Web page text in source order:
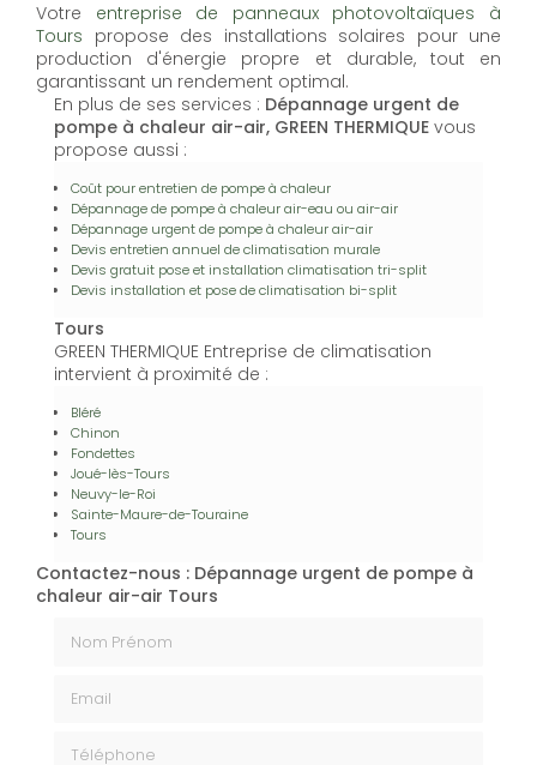
Votre entreprise de panneaux photovoltaïques à
Tours propose des installations solaires pour une
production d'énergie propre et durable, tout en
garantissant un rendement optimal.
En plus de ses services : Dépannage urgent de
pompe à chaleur air-air, GREEN THERMIQUE vous
propose aussi :
Coût pour entretien de pompe à chaleur
Dépannage de pompe à chaleur air-eau ou air-air
Dépannage urgent de pompe à chaleur air-air
Devis entretien annuel de climatisation murale
Devis gratuit pose et installation climatisation tri-split
Devis installation et pose de climatisation bi-split
Tours
GREEN THERMIQUE Entreprise de climatisation
intervient à proximité de :
Bléré
Chinon
Fondettes
Joué-lès-Tours
Neuvy-le-Roi
Sainte-Maure-de-Touraine
Tours
Contactez-nous : Dépannage urgent de pompe à
chaleur air-air Tours